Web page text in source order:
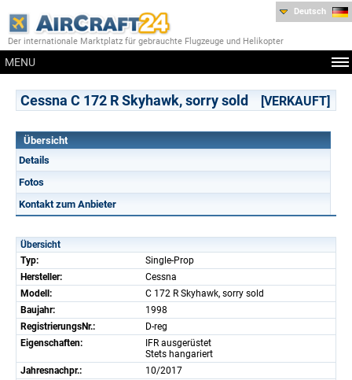
Der internationale Marktplatz für gebrauchte Flugzeuge und Helikopter
MENU
Deutsch
Cessna C 172 R Skyhawk, sorry sold [VERKAUFT]
Übersicht
Details
Fotos
Kontakt zum Anbieter
Übersicht
Typ:
Single-Prop
Hersteller:
Cessna
Modell:
C 172 R Skyhawk, sorry sold
Baujahr:
1998
RegistrierungsNr.:
D-reg
Eigenschaften:
IFR ausgerüstet
Stets hangariert
Jahresnachpr.:
10/2017